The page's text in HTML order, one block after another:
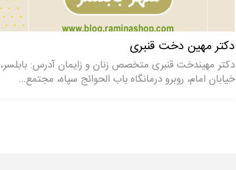
دکتر مهین دخت قنبری
دکتر مهیندخت قنبری متخصص زنان و زایمان آدرس: بابلسر،
خیابان امام، روبرو درمانگاه باب الحوائج سپاه، مجتمع…